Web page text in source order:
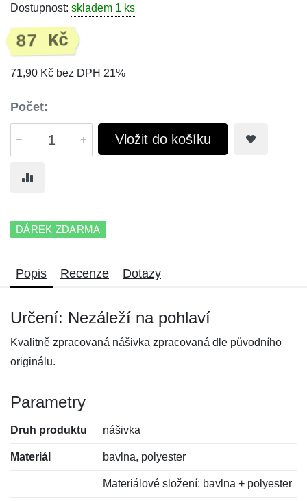
Dostupnost: skladem 1 ks
87 Kč
71,90 Kč bez DPH 21%
Počet:
Vložit do košíku
DÁREK ZDARMA
Popis Recenze Dotazy
Určení: Nezáleží na pohlaví
Kvalitně zpracovaná nášivka zpracovaná dle původního
originálu.
Parametry
Druh produktu nášivka
Materiál bavlna, polyester
Materiálové složení: bavlna + polyester